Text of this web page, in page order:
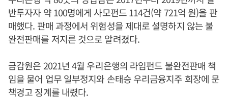
반투자자 약 100명에게 사모펀드 114건(약 721억 원)을 판
매했다. 판매 과정에서 위험성을 제대로 설명하지 않는 불
완전판매를 저지른 것으로 알려졌다.
금감원은 2021년 4월 우리은행의 라임펀드 불완전판매 책
임을 물어 업무 일부정지와 손태승 우리금융지주 회장에 문
책경고 징계를 내렸다.